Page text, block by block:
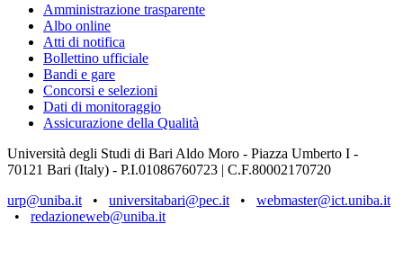
Amministrazione trasparente
Albo online
Atti di notifica
Bollettino ufficiale
Bandi e gare
Concorsi e selezioni
Dati di monitoraggio
Assicurazione della Qualità
Università degli Studi di Bari Aldo Moro - Piazza Umberto I -
70121 Bari (Italy) - P.I.01086760723 | C.F.80002170720
urp@uniba.it • universitabari@pec.it • webmaster@ict.uniba.it
• redazioneweb@uniba.it